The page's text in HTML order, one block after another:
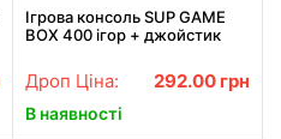
Ігрова консоль SUP GAME
BOX 400 ігор + джойстик
Дроп Ціна: 292.00 грн
В наявності